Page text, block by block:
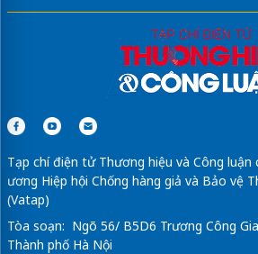
Tạp chí điện tử Thương hiệu và Công luận
ương Hiệp hội Chống hàng giả và Bảo vệ
(Vatap)
Tòa soạn: Ngõ 56/ B5D6 Trương Công
Thành phố Hà Nội